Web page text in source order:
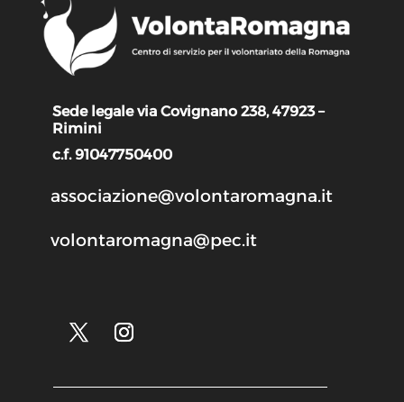
Sede legale via Covignano 238, 47923 –
Rimini
c.f. 91047750400
associazione@volontaromagna.it
volontaromagna@pec.it